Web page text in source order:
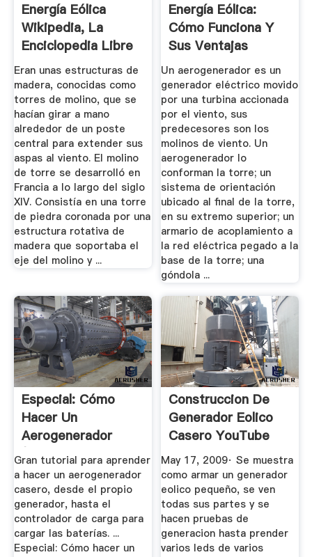
Energía Eólica
Wikipedia, La
Enciclopedia Libre
Eran unas estructuras de
madera, conocidas como
torres de molino, que se
hacían girar a mano
alrededor de un poste
central para extender sus
aspas al viento. El molino
de torre se desarrolló en
Francia a lo largo del siglo
XIV. Consistía en una torre
de piedra coronada por una
estructura rotativa de
madera que soportaba el
eje del molino y ...
Energía Eólica:
Cómo Funciona Y
Sus Ventajas
FactorEnergía
Un aerogenerador es un
generador eléctrico movido
por una turbina accionada
por el viento, sus
predecesores son los
molinos de viento. Un
aerogenerador lo
conforman la torre; un
sistema de orientación
ubicado al final de la torre,
en su extremo superior; un
armario de acoplamiento a
la red eléctrica pegado a la
base de la torre; una
góndola ...
Especial: Cómo
Hacer Un
Aerogenerador
(molino De Viento O
...
Gran tutorial para aprender
a hacer un aerogenerador
casero, desde el propio
generador, hasta el
controlador de carga para
cargar las baterías. ...
Especial: Cómo hacer un
Construccion De
Generador Eolico
Casero YouTube
May 17, 2009· Se muestra
como armar un generador
eolico pequeño, se ven
todas sus partes y se
hacen pruebas de
generacion hasta prender
varios leds de varios